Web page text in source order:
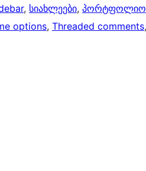
, სიახლეები, პორტფოლიო
options, Threaded comments